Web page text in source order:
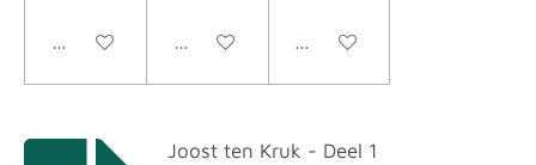
In winkelwagen In winkelwagen In winkelwagen
Joost ten Kruk - Deel 1